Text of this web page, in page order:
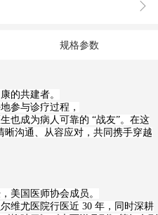
规格参数
的共建者。
参与诊疗过程，
也成为病人可靠的 “战友”。在这
晰沟通、从容应对，共同携手穿越
美国医师协会成员。
维尤医院行医近 30 年，同时深耕